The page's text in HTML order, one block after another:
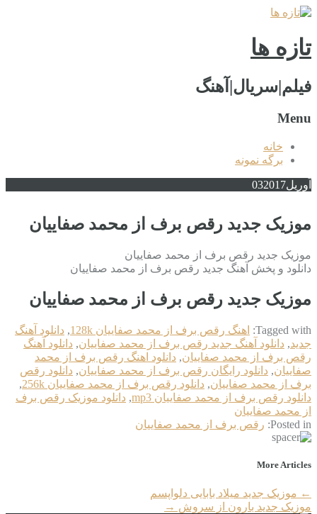
تازه ها
فیلم|سریال|آهنگ
Menu
خانه
برگه نمونه
آوریل 032017
موزیک جدید رقص برف از محمد صفاییان
موزیک جدید رقص برف از محمد صفاییان
دانلود و پخش آهنگ جدید رقص برف از محمد صفاییان
موزیک جدید رقص برف از محمد صفاییان
Tagged with: اهنگ رقص برف از محمد صفاییان 128k , دانلود آهنگ
جدید, دانلود آهنگ جدید رقص برف از محمد صفاییان, دانلود آهنگ
رقص برف از محمد صفاییان, دانلود اهنگ رقص برف از محمد
صفاییان, دانلود رایگان رقص برف از محمد صفاییان, دانلود رقص
برف از محمد صفاییان, دانلود رقص برف از محمد صفاییان 256k
,
دانلود رقص برف از محمد صفاییان mp3
, دانلود موزیک رقص برف
از محمد صفاییان
Posted in: رقص برف از محمد صفاییان
More Articles
← موزیک جدید میلاد بابایی دلواپسم
موزیک جدید بارون از سروش →